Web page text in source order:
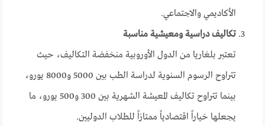
الأكاديمي والاجتماعي.
تكاليف دراسية ومعيشية مناسبة
تعتبر بلغاريا من الدول الأوروبية منخفضة التكاليف، حيث
تتراوح الرسوم السنوية لدراسة الطب بين 5000 و8000 يورو،
بينما تتراوح تكاليف المعيشة الشهرية بين 300 و500 يورو، ما
يجعلها خياراً اقتصادياً ممتازاً للطلاب الدوليين.